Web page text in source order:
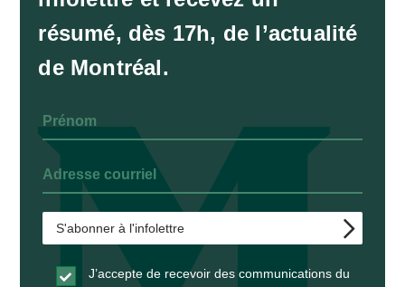
résumé, dès 17h, de l’actualité
de Montréal.
J’accepte de recevoir des communications du